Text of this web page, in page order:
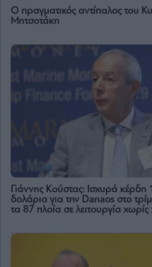
Ο πραγματικός αντίπαλος του
Μητσοτάκη
Γιάννης Κούστας: Ισχυρά κέρδη
δολάρια για την Danaos στο
τα 87 πλοία σε λειτουργία χωρίς